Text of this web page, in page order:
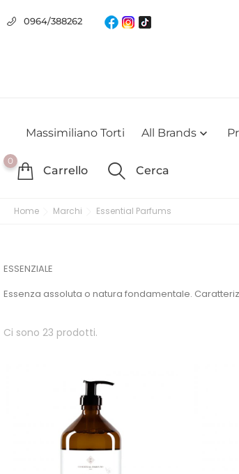
Usiamo i cookie
Utilizziamo i cookie per offrirti la migliore
0964/388262
Massimiliano Torti All Brands 
0
Carrello Cerca
Home Marchi Essential Parfums
ESSENZIALE
Essenza assoluta o natura fondamentale.
Ci sono 23 prodotti.